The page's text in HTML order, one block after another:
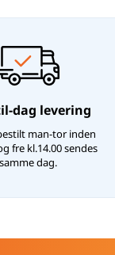
dag levering
man-tor inden
fre kl.14.00 sendes
samme dag.